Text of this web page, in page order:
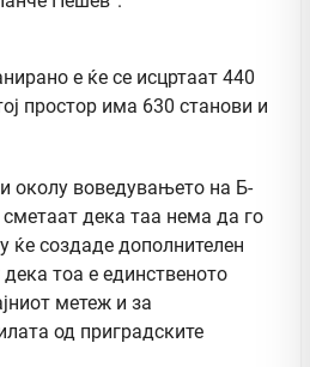
е ќе се исцртаат 440
простор има 630 станови и
околу воведувањето на Б-
дека таа нема да го
ќе создаде дополнителен
тоа е единственото
метеж и за
од приградските